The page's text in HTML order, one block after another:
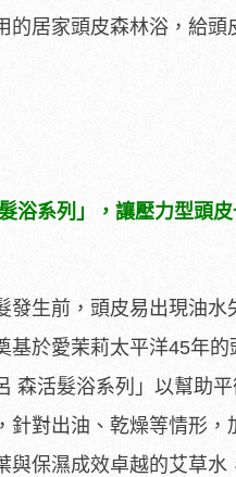
的居家頭皮森林浴，給頭
髮浴系列」，讓壓力型頭
發生前，頭皮易出現油水
基於愛茉莉太平洋45年
森活髮浴系列」以幫助
針對出油、乾燥等情形，
與保濕成效卓越的艾草水